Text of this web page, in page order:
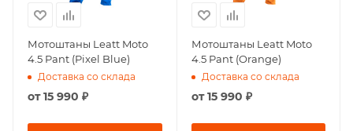
Мотоштаны Leatt Moto
4.5 Pant (Pixel Blue)
Доставка со склада
от15 990 ₽
Мотоштаны Leatt Moto
4.5 Pant (Orange)
Доставка со склада
от15 990 ₽